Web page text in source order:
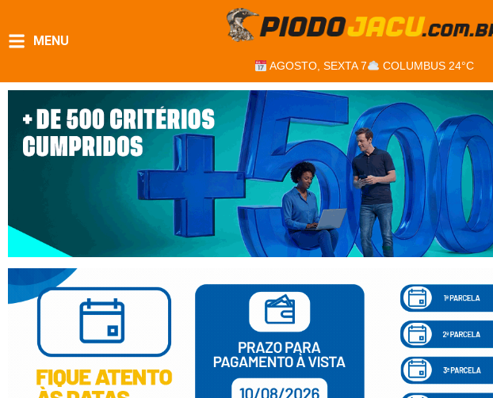
MENU
AGOSTO, SEXTA 7 COLUMBUS 24°C